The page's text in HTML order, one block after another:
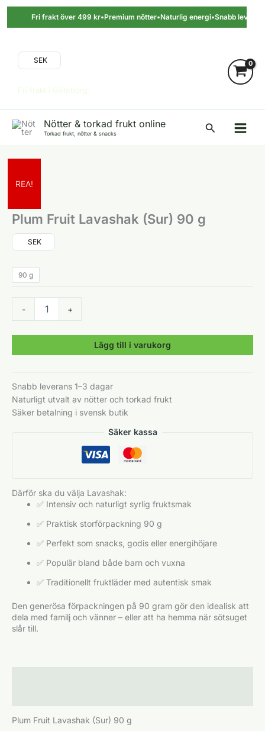
Hoppa
innehåll
Fri frakt över 499 kr• Premium nötter•Naturlig energi•Snabb leverans
SEK
Fri frakt i Göteborg·
Nötter & torkad frukt online
Torkad frukt, nötter & snacks
Sök
REA!
Plum Fruit Lavashak (Sur) 90 g
SEK
90 g
-
Fruit
(Sur)
+
Lägg till i varukorg
Snabb leverans 1–3 dagar
Naturligt utvalt av nötter och torkad frukt
Säker betalning i svensk butik
Säker kassa
Därför ska du välja Lavashak:
✅ Intensiv och naturligt syrlig fruktsmak
✅ Praktisk storförpackning 90 g
✅ Perfekt som snacks, godis eller energihöjare
✅ Populär bland både barn och vuxna
✅ Traditionellt fruktläder med autentisk smak
Den generösa förpackningen på 90 gram gör den idealisk att
dela med familj och vänner – eller att ha hemma när sötsuget
slår till.
Plum Fruit Lavashak (Sur) 90 g